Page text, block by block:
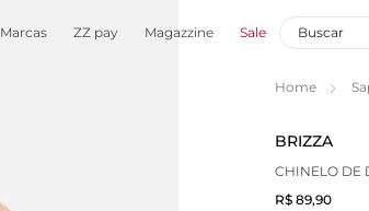
Marcas ZZ pay Magazzine Sale
Home
BRIZZA
CHINELO DE
R$ 89,90